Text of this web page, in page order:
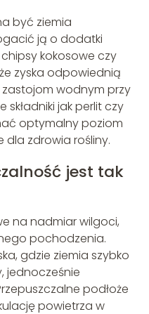
być ziemia
ją o dodatki
kokosowe czy
zyska odpowiednią
wodnym przy
jak perlit czy
optymalny poziom
dla zdrowia rośliny.
jest tak
na nadmiar wilgoci,
pochodzenia.
gdzie ziemia szybko
jednocześnie
podłoże
powietrza w